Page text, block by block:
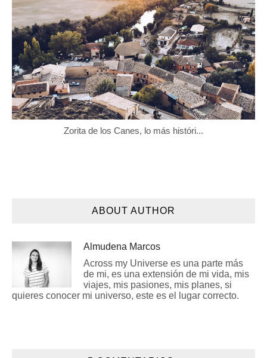
Zorita de los Canes, lo más históri...
ABOUT AUTHOR
Almudena Marcos
Across my Universe es una parte más
de mi, es una extensión de mi vida, mis
viajes, mis pasiones, mis planes, si
quieres conocer mi universo, este es el lugar correcto.